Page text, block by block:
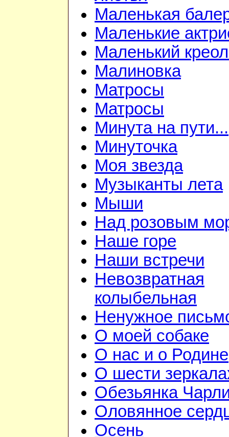
Маленькая
Маленькие
Маленький
Малиновка
Матросы
Матросы
Минута на пути...
Минуточка
Моя звезда
Музыканты лета
Мыши
Над розовым
Наше горе
Наши встречи
Невозвратная
колыбельная
Ненужное
О моей собаке
О нас и о Родине
О шести
Обезьянка
Оловянное
Осень